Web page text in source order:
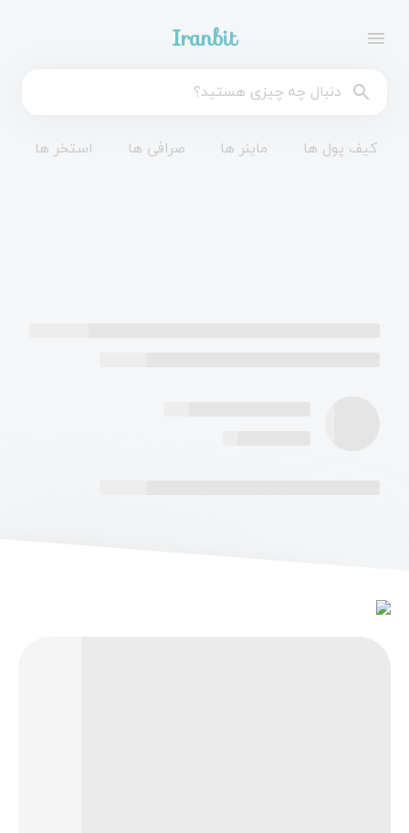
menu
Iranbit
search
کیف پول ها ماینر ها صرافی ها استخر ها